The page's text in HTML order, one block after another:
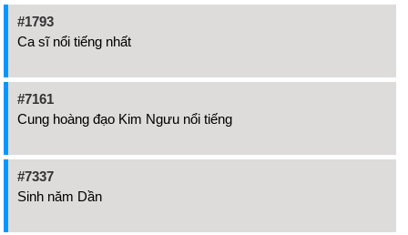
#1793
Ca sĩ nổi tiếng nhất
#7161
Cung hoàng đạo Kim Ngưu nổi tiếng
#7337
Sinh năm Dần